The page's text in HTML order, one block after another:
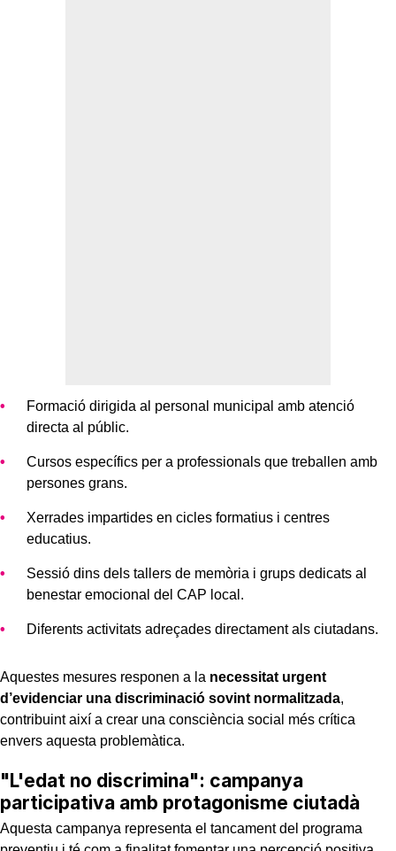
Formació dirigida al personal municipal amb atenció
directa al públic.
Cursos específics per a professionals que treballen amb
persones grans.
Xerrades impartides en cicles formatius i centres
educatius.
Sessió dins dels tallers de memòria i grups dedicats al
benestar emocional del CAP local.
Diferents activitats adreçades directament als ciutadans.
Aquestes mesures responen a la necessitat urgent
d’evidenciar una discriminació sovint normalitzada,
contribuint així a crear una consciència social més crítica
envers aquesta problemàtica.
"L'edat no discrimina": campanya
participativa amb protagonisme ciutadà
Aquesta campanya representa el tancament del programa